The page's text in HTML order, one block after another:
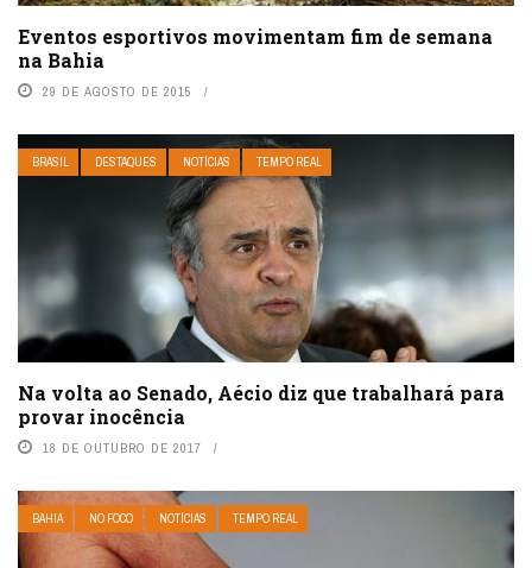
Eventos esportivos movimentam fim de semana
na Bahia
29 DE AGOSTO DE 2015
BRASIL DESTAQUES NOTÍCIAS TEMPO REAL
Na volta ao Senado, Aécio diz que trabalhará para
provar inocência
18 DE OUTUBRO DE 2017
BAHIA NO FOCO NOTÍCIAS TEMPO REAL